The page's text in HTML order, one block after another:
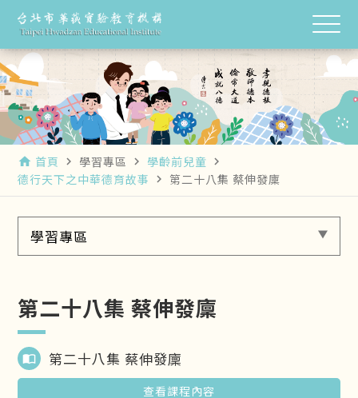
home 首頁 navigate_next 學習專區 navigate_next 學齡前兒童 navigate_next
德行天下之中華德育故事 navigate_next 第二十八集 蔡伸發廩
學習專區
第二十八集 蔡伸發廩
import_contacts 第二十八集 蔡伸發廩
查看課程內容